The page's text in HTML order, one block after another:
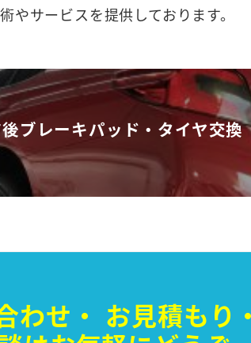
やサービスを提供しております。
ブレーキパッド・タイヤ交
わせ・ お見積もり・